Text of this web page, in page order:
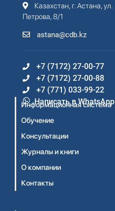
Казахстан, г. Астана, ул.
Петрова, 8/1
astana@cdb.kz
+7 (7172) 27-00-77
+7 (7172) 27-00-88
+7 (771) 033-99-22
Написать в WhatsApp
Информационная система
Обучение
Консультации
Журналы и книги
О компании
Контакты